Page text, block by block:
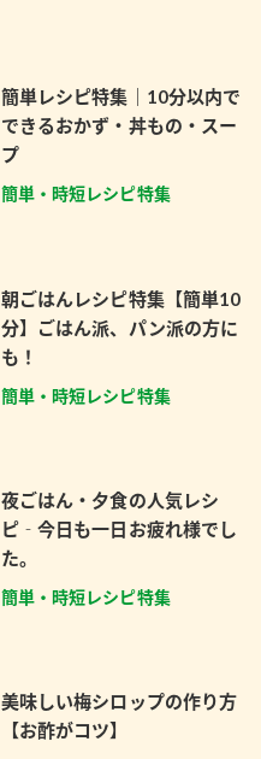
簡単レシピ特集｜10分以内で
できるおかず・丼もの・スー
プ
簡単・時短レシピ特集
朝ごはんレシピ特集【簡単10
分】ごはん派、パン派の方に
も！
簡単・時短レシピ特集
夜ごはん・夕食の人気レシ
ピ‐今日も一日お疲れ様でし
た。
簡単・時短レシピ特集
美味しい梅シロップの作り方
【お酢がコツ】